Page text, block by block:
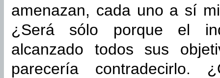
amenazan, cada uno a sí
¿Será sólo porque el
alcanzado todos sus
parecería